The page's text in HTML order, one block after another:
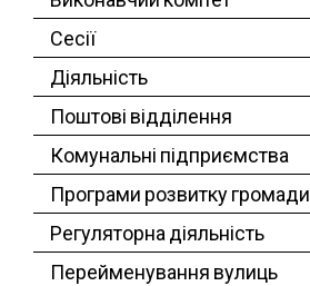
Сесії
Діяльність
Поштові відділення
Комунальні підприємства
Програми розвитку громади
Регуляторна діяльність
Перейменування вулиць